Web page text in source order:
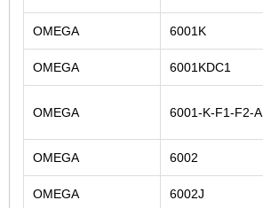
OMEGA 6001K
OMEGA 6001KDC1
OMEGA 6001-K-F1-F2-
OMEGA 6002
OMEGA 6002J